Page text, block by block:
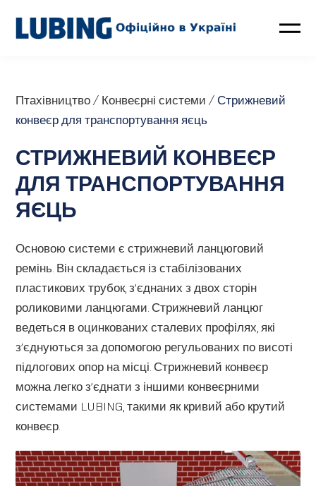
Контакти
LUBING GreenTec
Про компанію
Птахівництво / Конвеєрні системи /Стрижневий
конвеєр для транспортування яєць
СТРИЖНЕВИЙ КОНВЕЄР
ДЛЯ ТРАНСПОРТУВАННЯ
ЯЄЦЬ
Основою системи є стрижневий ланцюговий
ремінь. Він складається із стабілізованих
пластикових трубок, з’єднаних з двох сторін
роликовими ланцюгами. Стрижневий ланцюг
ведеться в оцинкованих сталевих профілях, які
з’єднуються за допомогою регульованих по висоті
підлогових опор на місці. Стрижневий конвеєр
можна легко з’єднати з іншими конвеєрними
системами LUBING, такими як кривий або крутий
конвеєр.